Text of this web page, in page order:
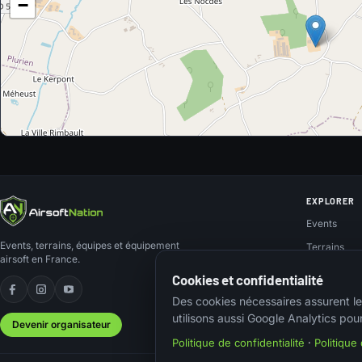
−
Events, terrains, équipes et équipement
airsoft en France.
Facebook
Instagram
YouTube
Devenir organisateur
EXPLORER
Events
Terrains
Cookies et confidentialité
Des cookies nécessaires assurent
utilisons aussi Google Analytics
Politique de confidentialité · Politique